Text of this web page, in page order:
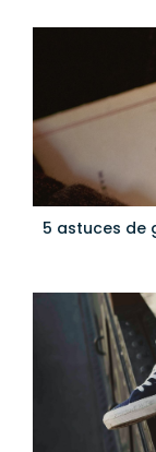
5 astuces de